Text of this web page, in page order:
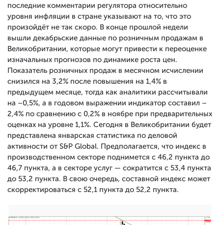
последние комментарии регулятора относительно
уровня инфляции в стране указывают на то, что это
произойдёт не так скоро. В конце прошлой недели
вышли декабрьские данные по розничным продажам в
Великобритании, которые могут привести к переоценке
изначальных прогнозов по динамике роста цен.
Показатель розничных продаж в месячном исчислении
снизился на 3,2% после повышения на 1,4% в
предыдущем месяце, тогда как аналитики рассчитывали
на –0,5%, а в годовом выражении индикатор составил –
2,4% по сравнению с 0,2% в ноябре при предварительных
оценках на уровне 1,1%. Сегодня в Великобритании будет
представлена январская статистика по деловой
активности от S&P Global. Предполагается, что индекс в
производственном секторе поднимется с 46,2 пункта до
46,7 пункта, а в секторе услуг — сократится с 53,4 пункта
до 53,2 пункта. В свою очередь, составной индекс может
скорректироваться с 52,1 пункта до 52,2 пункта.